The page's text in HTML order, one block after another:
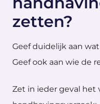
zetten?
Geef duidelijk aan
Geef ook aan wie de
Zet in ieder geval het